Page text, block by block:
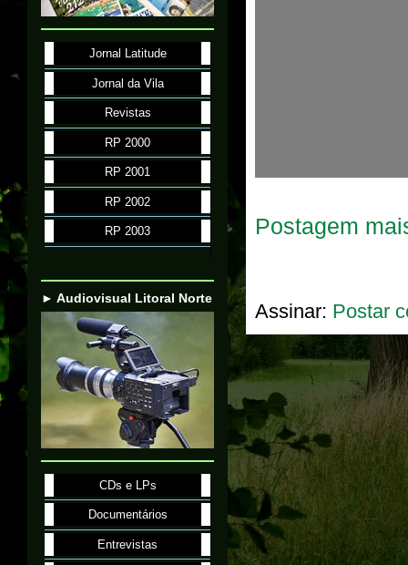
Postagem
Assinar: Postar
Jornal Latitude
Jornal da Vila
Revistas
RP 2000
RP 2001
RP 2002
RP 2003
► Audiovisual Litoral Norte
CDs e LPs
Documentários
Entrevistas